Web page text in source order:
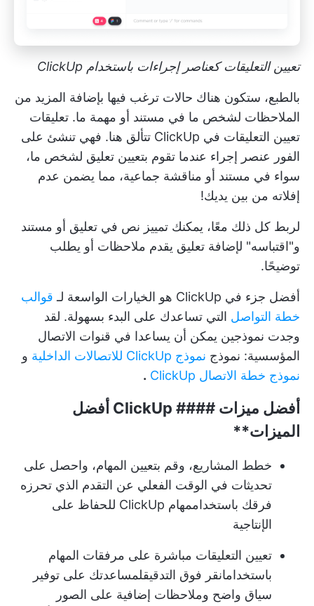
تعيين التعليقات كعناصر إجراءات باستخدام ClickUp
بالطبع، ستكون هناك حالات ترغب فيها بإضافة المزيد من
الملاحظات لشخص ما في مستند أو مهمة ما. تعليقات
تعيين التعليقات في ClickUp
تتألق هنا. فهي تنشئ على
الفور عنصر إجراء عندما تقوم بتعيين تعليق لشخص ما،
سواء في مستند أو مناقشة جماعية، مما يضمن عدم
إفلاته من بين يديك!
لربط كل ذلك معًا، يمكنك تمييز نص في تعليق أو مستند
و"اقتباسه" لإضافة تعليق يقدم ملاحظات أو يطلب
توضيحًا.
أفضل جزء في ClickUp هو الخيارات الواسعة لـ
قوالب
خطة التواصل التي تساعدك على البدء بسهولة. لقد
وجدت نموذجين يمكن أن يساعدا في قنوات الاتصال
المؤسسية: نموذج نموذج ClickUp للاتصالات الداخلية
و
نموذج خطة الاتصال ClickUp
.
أفضل ميزات ####
ClickUp أفضل
الميزات**
خطط المشاريع، وقم بتعيين المهام، واحصل على
تحديثات في الوقت الفعلي عن التقدم الذي تحرزه
فرقك باستخداممهام ClickUp
للحفاظ على
الإنتاجية
تعيين التعليقات مباشرة على مرفقات المهام
باستخدامانقر فوق التدقيقلمساعدتك على توفير
سياق واضح وملاحظات إضافية على الصور